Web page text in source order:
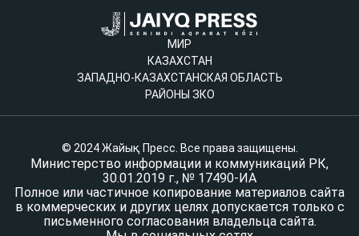
МИР
КАЗАХСТАН
ЗАПАДНО-КАЗАХСТАНСКАЯ ОБЛАСТЬ
РАЙОНЫ ЗКО
© 2024 Жайық Пресс. Все права защищены.
Министерство информации и коммуникаций РК,
30.01.2019 г., № 17490-ИА
Полное или частичное копирование материалов сайта
в коммерческих и других целях допускается только с
письменного согласования владельца сайта.